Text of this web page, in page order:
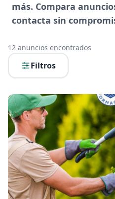
más. Compara
contacta sin
12 anuncios encontrados
Filtros